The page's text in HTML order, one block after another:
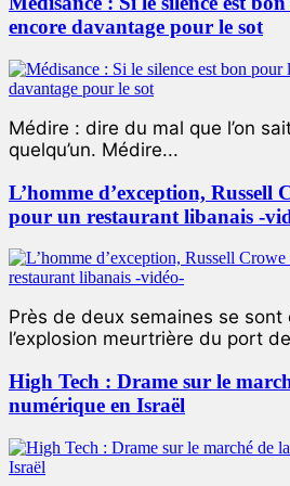
encore davantage pour le sot
Médire : dire du mal que l’on
quelqu’un. Médire...
L’homme d’exception, Russell
pour un restaurant libanais -
Près de deux semaines se sont
l’explosion meurtrière du port
High Tech : Drame sur le
numérique en Israël